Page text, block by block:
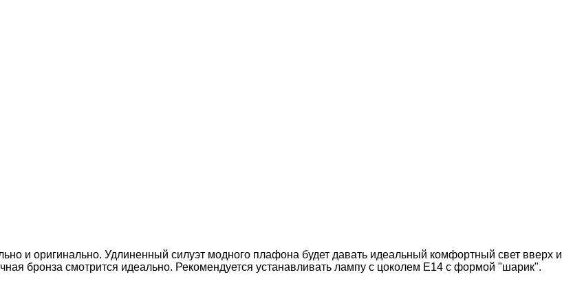
и оригинально. Удлиненный силуэт модного плафона будет давать идеальный комфортный свет вверх и
бронза смотрится идеально. Рекомендуется устанавливать лампу с цоколем Е14 с формой "шарик".